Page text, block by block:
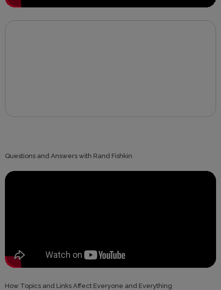
Questions and Answers with Rand Fishkin
How Topics and Links Affect Everyone and Everything